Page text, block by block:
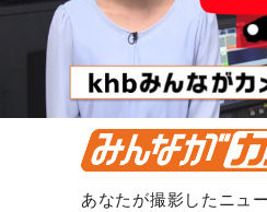
あなたが撮影したニュ